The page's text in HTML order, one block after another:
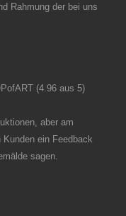
Rahmung der bei uns
(4.96 aus 5)
aber am
ein Feedback
sagen.